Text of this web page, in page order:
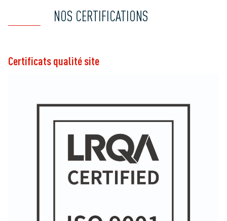
NOS CERTIFICATIONS
Certificats qualité site